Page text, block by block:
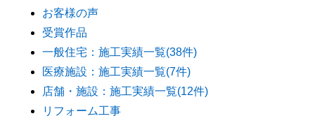
お客様の声
受賞作品
一般住宅：施工実績一覧(38件)
医療施設：施工実績一覧(7件)
店舗・施設：施工実績一覧(12件)
リフォーム工事